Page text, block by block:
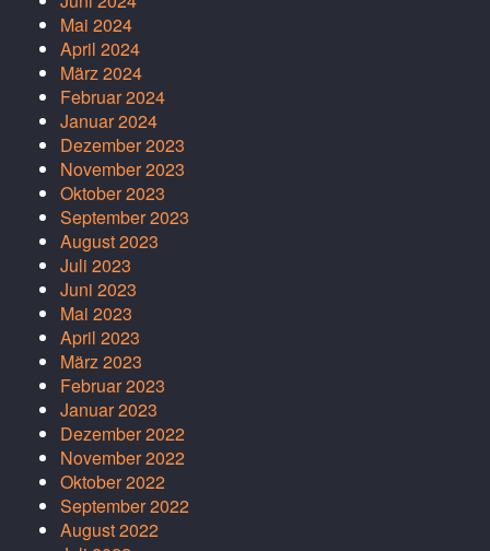
Mai 2024
April 2024
März 2024
Februar 2024
Januar 2024
Dezember 2023
November 2023
Oktober 2023
September 2023
August 2023
Juli 2023
Juni 2023
Mai 2023
April 2023
März 2023
Februar 2023
Januar 2023
Dezember 2022
November 2022
Oktober 2022
September 2022
August 2022